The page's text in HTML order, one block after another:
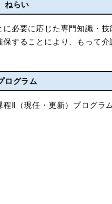
ねらい
必要に応じた専門知識・
することにより、もって
ログラム
Ⅱ（現任・更新）プログラ